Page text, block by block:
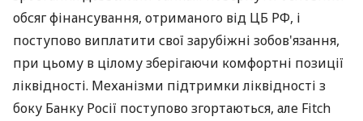
обсяг фінансування, отриманого від ЦБ РФ, і
поступово виплатити свої зарубіжні зобов'язання,
при цьому в цілому зберігаючи комфортні позиції
ліквідності. Механізми підтримки ліквідності з
боку Банку Росії поступово згортаються, але Fitch